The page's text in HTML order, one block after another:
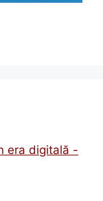
era digitală -